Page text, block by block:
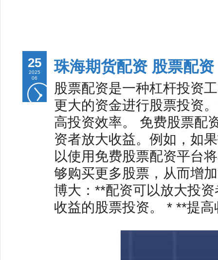
25
2025
06
珠海期货配资 股票配
股票配资是一种杠杆投资
更大的资金进行股票投资
高投资效率。 免费股票配
资者放大收益。例如，如
以使用免费股票配资平台
够购买更多股票，从而增
博大：**配资可以放大投
收益的股票投资。 * **提